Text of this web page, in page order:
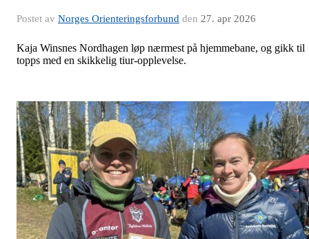
Postet av Norges Orienteringsforbund den 27. apr 2026
Kaja Winsnes Nordhagen løp nærmest på hjemmebane, og gikk til
topps med en skikkelig tiur-opplevelse.